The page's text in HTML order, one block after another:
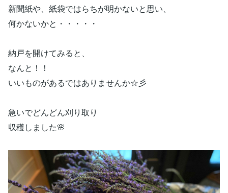
新聞紙や、紙袋ではらちが明かないと思い、
何かないかと・・・・・
納戸を開けてみると、
なんと！！
いいものがあるではありませんか☆彡
急いでどんどん刈り取り
収穫しました🌸